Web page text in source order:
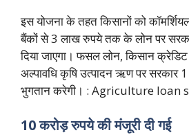
इस योजना के तहत किसानों को
बैंकों से 3 लाख रुपये तक के लोन पर
दिया जाएगा। फसल लोन, किसान
अल्पावधि कृषि उत्पादन ऋण पर सरकार 1
भुगतान करेगी। : Agriculture loan
10 करोड़ रुपये की मंजूरी दी गई